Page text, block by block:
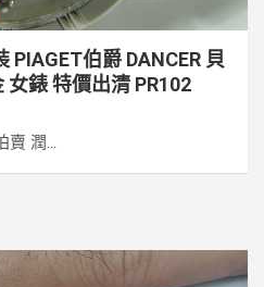
伯爵 DANCER 貝
錶 特價出清 PR102
賣 潤...